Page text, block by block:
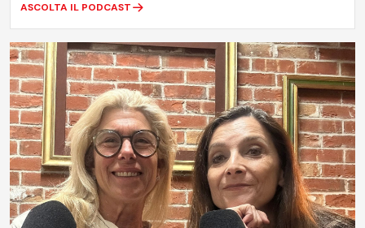
ASCOLTA IL PODCAST